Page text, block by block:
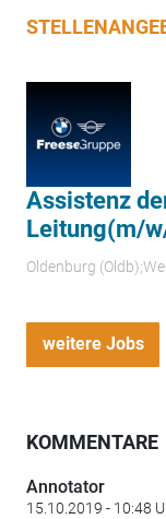
Assistenz
Leitung(m/
Oldenburg
weitere Jobs
KOMMENTARE
Annotator
15.10.2019 - 10:48